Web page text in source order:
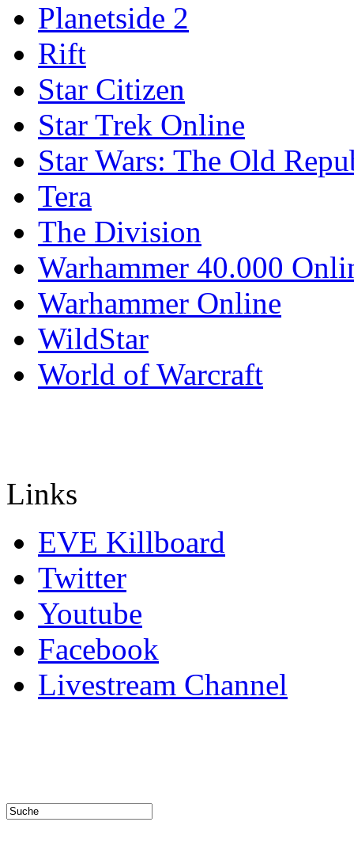
Planetside 2
Rift
Star Citizen
Star Trek Online
Star Wars: The Old
Tera
The Division
Warhammer 40.000
Warhammer Online
WildStar
World of Warcraft
Links
EVE Killboard
Twitter
Youtube
Facebook
Livestream Channel